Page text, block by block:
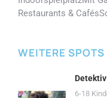
Restaurants & Cafés
WEITERE SPOTS
6-18